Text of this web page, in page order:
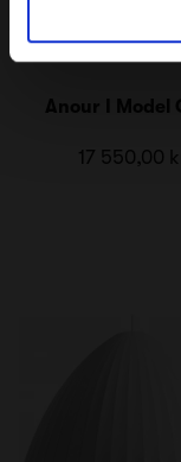
Anour I Model
17 550,00